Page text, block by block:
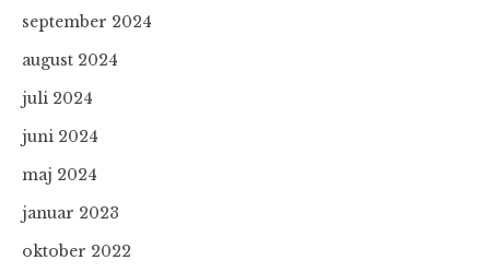
september 2024
august 2024
juli 2024
juni 2024
maj 2024
januar 2023
oktober 2022